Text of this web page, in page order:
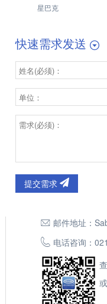
星巴克
快速需求发送
提交需求
邮件地址：
电话咨询：